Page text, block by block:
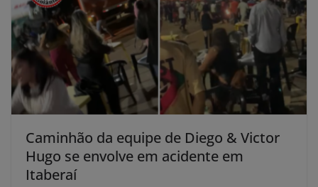
Caminhão da equipe de Diego & Victor
Hugo se envolve em acidente em
Itaberaí